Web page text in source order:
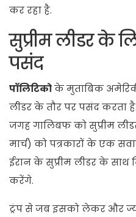
कर रहा है.
सुप्रीम लीडर के
पसंद
पॉलिटिकोके मुताबिक
लीडर के तौर पर पसंद करता
जगह गालिबफ को सुप्रीम
मार्च) को पत्रकारों के एक
ईरान के सुप्रीम लीडर के साथ
करेंगे.
ट्रंप से जब इसको लेकर और